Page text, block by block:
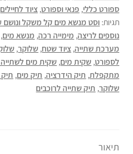
ספורט כללי, פנאי וספורט, ציוד לחיילים
תגיות:
נוספים לריצה, מימייה רכה, מנשא מים,
מערכת שתייה, ציוד שטח, שלוקר,
לספורט, שקית מים, שקית מים לשתייה
מתקפלת, תיק הידרציה, תיק מים,
שלוקר, תיק שתייה לרוכבים
תיאור